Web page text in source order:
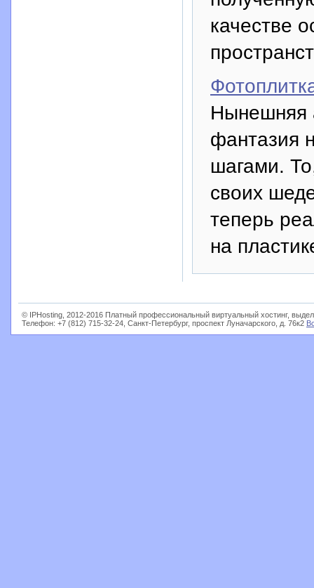
качестве
Нынешняя
фантазия
шагами.
своих
теперь
на
© IPHosting, 2012-2016 Платный профессиональный виртуальный хостинг,
Телефон: +7 (812) 715-32-24, Санкт-Петербург, проспект Луначарского, д. 76к2